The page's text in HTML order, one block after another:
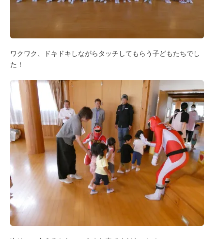
ワクワク、ドキドキしながらタッチしてもらう子どもたちでし
た！